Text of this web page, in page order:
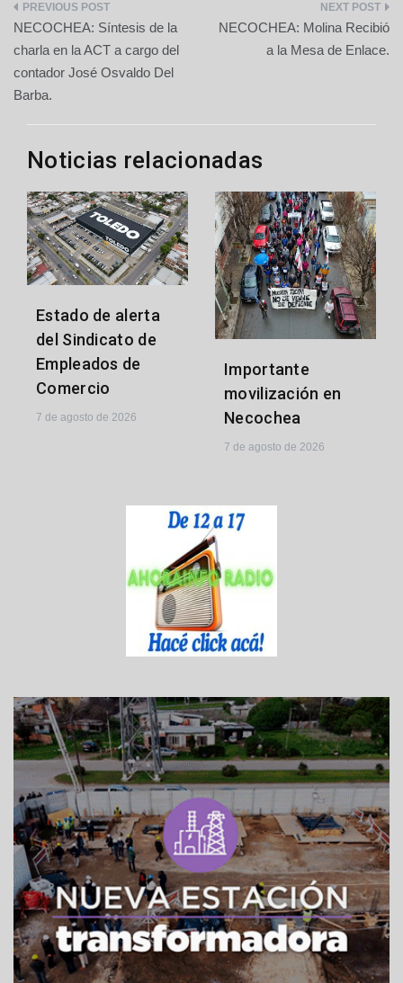
Navegación
de
entradas
NECOCHEA: Síntesis de la
charla en la ACT a cargo del
contador José Osvaldo Del
Barba.
NECOCHEA: Molina Recibió
a la Mesa de Enlace.
Noticias relacionadas
Estado de alerta
del Sindicato de
Empleados de
Comercio
7 de agosto de 2026
Importante
movilización en
Necochea
7 de agosto de 2026